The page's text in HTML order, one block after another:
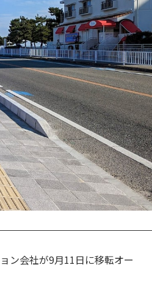
ン会社が9月11日に移転オー